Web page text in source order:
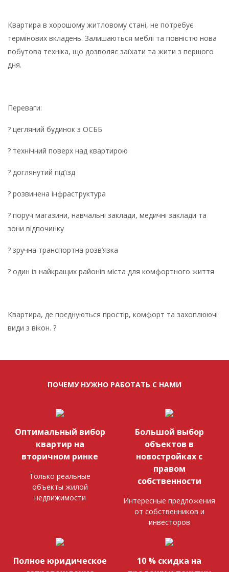
Квартира в хорошому житловому стані, не потребує
термінових вкладень. Залишаються меблі та повністю нова
побутова техніка, що дозволяє заїхати та жити з першого
дня.
Переваги:
? цегляний будинок з ОСББ
? технічний поверх над квартирою
? доглянутий під’їзд
? розвинена інфраструктура
? поруч магазини, навчальні заклади, медичні заклади та
зони відпочинку
? зручна транспортна розв’язка
? один із найкращих районів міста для комфортного життя
Квартира, де поєднуються простір, комфорт та захоплюючі
види з вікон. ?
ПОЧЕМУ НУЖНО РАБОТАТЬ С НАМИ
Оптимальный вибор
квартир на
вторичном ринке
Только реальные
объекты жилой
недвижимости
Большой выбор
объектов в
новостройках с
правом
собственности
Интересные предложения
от собственников и
инвесторов
Полное юридическое
10 % скидка на